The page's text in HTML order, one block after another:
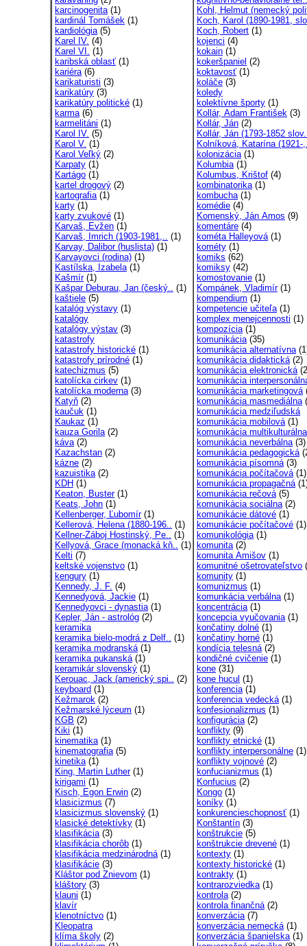
karcinogenita(1)
kardinál Tomášek (1)
kardiológia(5)
Karel IV. (4)
Karel VI. (1)
karibská oblasť (1)
kariéra(6)
karikaturisti (3)
karikatúry (3)
karikatúry politické (1)
karma(6)
karmelitáni (1)
Karol IV. (5)
Karol V. (1)
Karol Veľký (2)
Karpaty (1)
Kartágo (1)
kartel drogový (2)
kartografia(1)
karty (1)
karty zvukové (1)
Karvaš, Evžen (1)
Karvaš, Imrich (1903-1981,.. (1)
Karvay, Dalibor (huslista) (1)
Karvayovci (rodina) (1)
Kastílska, Izabela(1)
Kašmír(1)
Kašpar Deburau, Jan (český.. (1)
kaštiele (5)
katalóg výstavy (1)
katalógy
katalógy výstav (3)
katastrofy
katastrofy historické (1)
katastrofy prírodné (1)
katechizmus (5)
katolícka cirkev (1)
katolícka moderna(3)
Katyň (2)
kaučuk (1)
Kaukaz (1)
kauza Gorila(2)
káva(2)
Kazachstan (2)
kázne (2)
kazuistika(2)
KDH (1)
Keaton, Buster(1)
Keats, John (1)
Kellenberger, Ľubomír(1)
Kellerová, Helena (1880-196.. (1)
Kellner-Záboj Hostinský, Pe.. (1)
Kellyová, Grace (monacká kň.. (1)
Kelti (7)
keltské vojenstvo (1)
kengury (1)
Kennedy, J. F. (4)
Kennedyová, Jackie (1)
Kennedyovci - dynastia(1)
Kepler, Ján - astrológ (2)
keramika
keramika bielo-modrá z Delf.. (1)
keramika modranská(1)
keramika pukanská(1)
keramikár slovenský (1)
Kerouac, Jack (americký spi.. (2)
keyboard (1)
Kežmarok (2)
Kežmarské lýceum (1)
KGB (2)
Kiki (1)
kinematika(1)
kinematografia(5)
kinetika(1)
King, Martin Luther(1)
kirigami (1)
Kisch, Egon Erwin (2)
klasicizmus (7)
klasicizmus slovenský (1)
klasické detektívky (1)
klasifikácia(3)
klasifikácia chorôb (1)
klasifikácia medzinárodná(1)
klasifikácie (3)
Kláštor pod Znievom (1)
kláštory (3)
klauni (1)
klavír
klenotníctvo (1)
Kleopatra
klíma školy (2)
Kohl, Helmut (nemecký
Koch, Karol (1890-1981,
Koch, Robert (1)
kojenci (4)
kokain (1)
kokeršpaniel (2)
koktavosť (1)
koláče (3)
koledy
kolektívne športy (1)
Kollár, Adam František (3)
Kollár, Ján (2)
Kollár, Ján (1793-1852
Kolníková, Katarína (1921-
kolonizácia(1)
Kolumbia(1)
Kolumbus, Krištof (4)
kombinatorika(1)
kombucha(1)
komédie (4)
Komenský, Ján Amos (9)
komentáre (4)
kométa Halleyová(1)
kométy (1)
komiks (62)
komiksy (42)
komostovanie (1)
Kompánek, Vladimír(1)
kompendium (1)
kompetencie učiteľa(1)
komplex menejcennosti (1)
kompozícia(1)
komunikácia(35)
komunikácia alternatívna
komunikácia didaktická(2)
komunikácia elektronická
komunikácia
komunikácia marketingová
komunikácia masmediálna
komunikácia medziľudská
komunikácia mobilová(1)
komunikácia multikulturálna
komunikácia neverbálna(3)
komunikácia pedagogická
komunikácia písomná(3)
komunikácia počítačová(1)
komunikácia propagačná
komunikácia rečová(5)
komunikácia sociálna(2)
komunikácie dátové (1)
komunikácie počítačové (1)
komunikológia(1)
komunita(2)
komunita Amišov (1)
komunitné ošetrovateľstvo
komunity (1)
komunizmus (1)
komunkácia verbálna(1)
koncentrácia(1)
koncepcia vyučovania(1)
končatiny dolné (1)
končatiny horné (1)
kondícia telesná(2)
kondičné cvičenie (1)
kone (31)
kone hucul (1)
konferencia(1)
konferencia vedecká(1)
konfesionalizmus (1)
konfigurácia(2)
konflikty (9)
konflikty etnické (1)
konflikty interpersonálne (1)
konflikty vojnové (2)
konfucianizmus (1)
Konfucius (2)
Kongo (1)
koníky (1)
konkurencieschopnosť (1)
Konštantín (3)
konštrukcie (5)
konštrukcie drevené (1)
kontexty (1)
kontexty historické (1)
kontrakty (1)
kontrarozviedka(1)
kontrola(2)
kontrola finančná(2)
konverzácia(7)
konverzácia nemecká(1)
konverzácia španielska(1)